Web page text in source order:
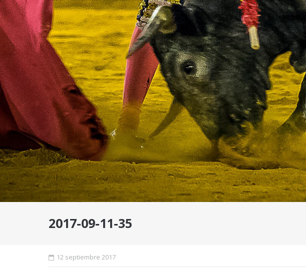
2017-09-11-35
12 septiembre 2017